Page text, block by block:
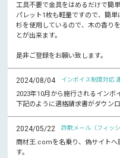
工具不要で金具をはめるだけで簡
パレット1枚も軽量ですので、簡単
杉を使用しているので、木の香り
とが出来ます。
是非ご登録をお願い致します。
2024/08/04 インボイス制度対応
2023年10月から施行されるインボ
下記のように適格請求書がダウン
2024/05/22 詐欺メール（フィッ
商材王.comを名乗り、偽サイトへ
す。